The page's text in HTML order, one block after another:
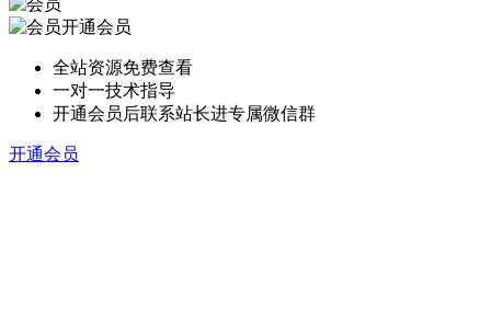
开通会员
全站资源免费查看
一对一技术指导
开通会员后联系站长进专属微信群
开通会员